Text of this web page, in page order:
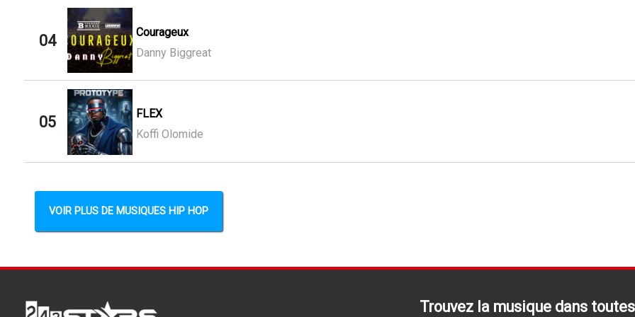
04
Courageux
Danny Biggreat
05
FLEX
Koffi Olomide
VOIR PLUS DE MUSIQUES HIP HOP
Trouvez la musique dans